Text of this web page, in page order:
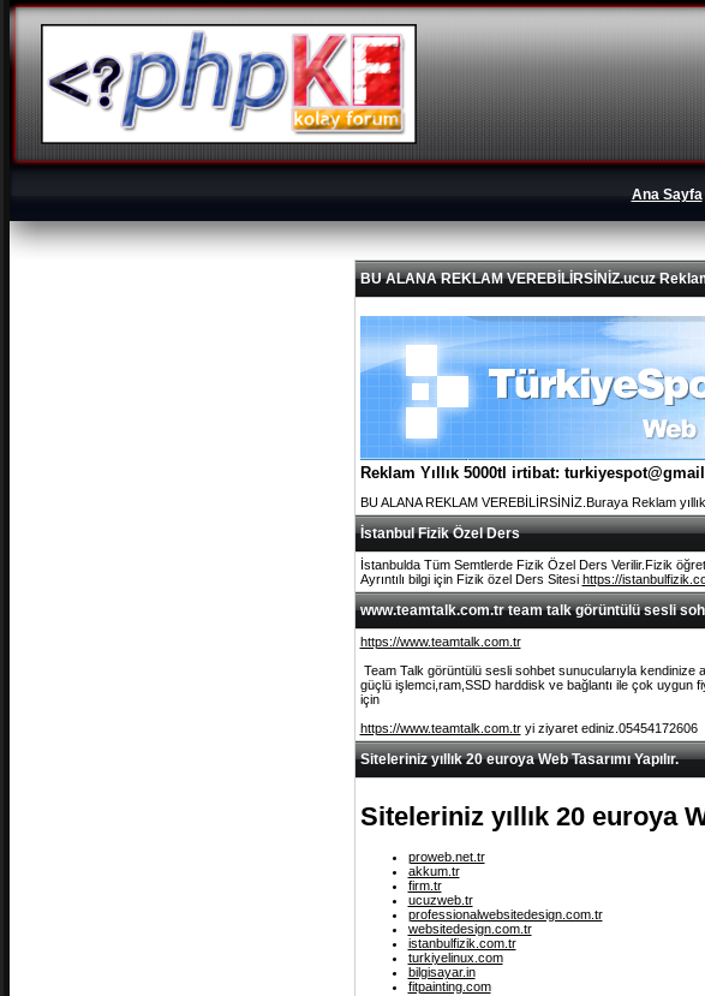
Ana Sayfa
BU ALANA REKLAM VEREBİLİRSİNİZ.ucuz
Reklam Yıllık 5000tl irtibat:
BU ALANA REKLAM VEREBİLİRSİNİZ.Buraya Reklam
İstanbul Fizik Özel Ders
İstanbulda Tüm Semtlerde Fizik Özel Ders Verilir.Fizik
Ayrıntılı bilgi için Fizik özel Ders Sitesi https://
www.teamtalk.com.tr team talk görüntülü sesli
https://www.teamtalk.com.tr
Team Talk görüntülü sesli sohbet sunucularıyla kendinize
güçlü işlemci,ram,SSD harddisk ve bağlantı ile çok uygun
için
https://www.teamtalk.com.tryi ziyaret ediniz.05454172606
Siteleriniz yıllık 20 euroya Web Tasarımı Yapılır.
Siteleriniz yıllık 20 euroya
proweb.net.tr
akkum.tr
firm.tr
ucuzweb.tr
professionalwebsitedesign.com.tr
websitedesign.com.tr
istanbulfizik.com.tr
turkiyelinux.com
bilgisayar.in
fitpainting.com